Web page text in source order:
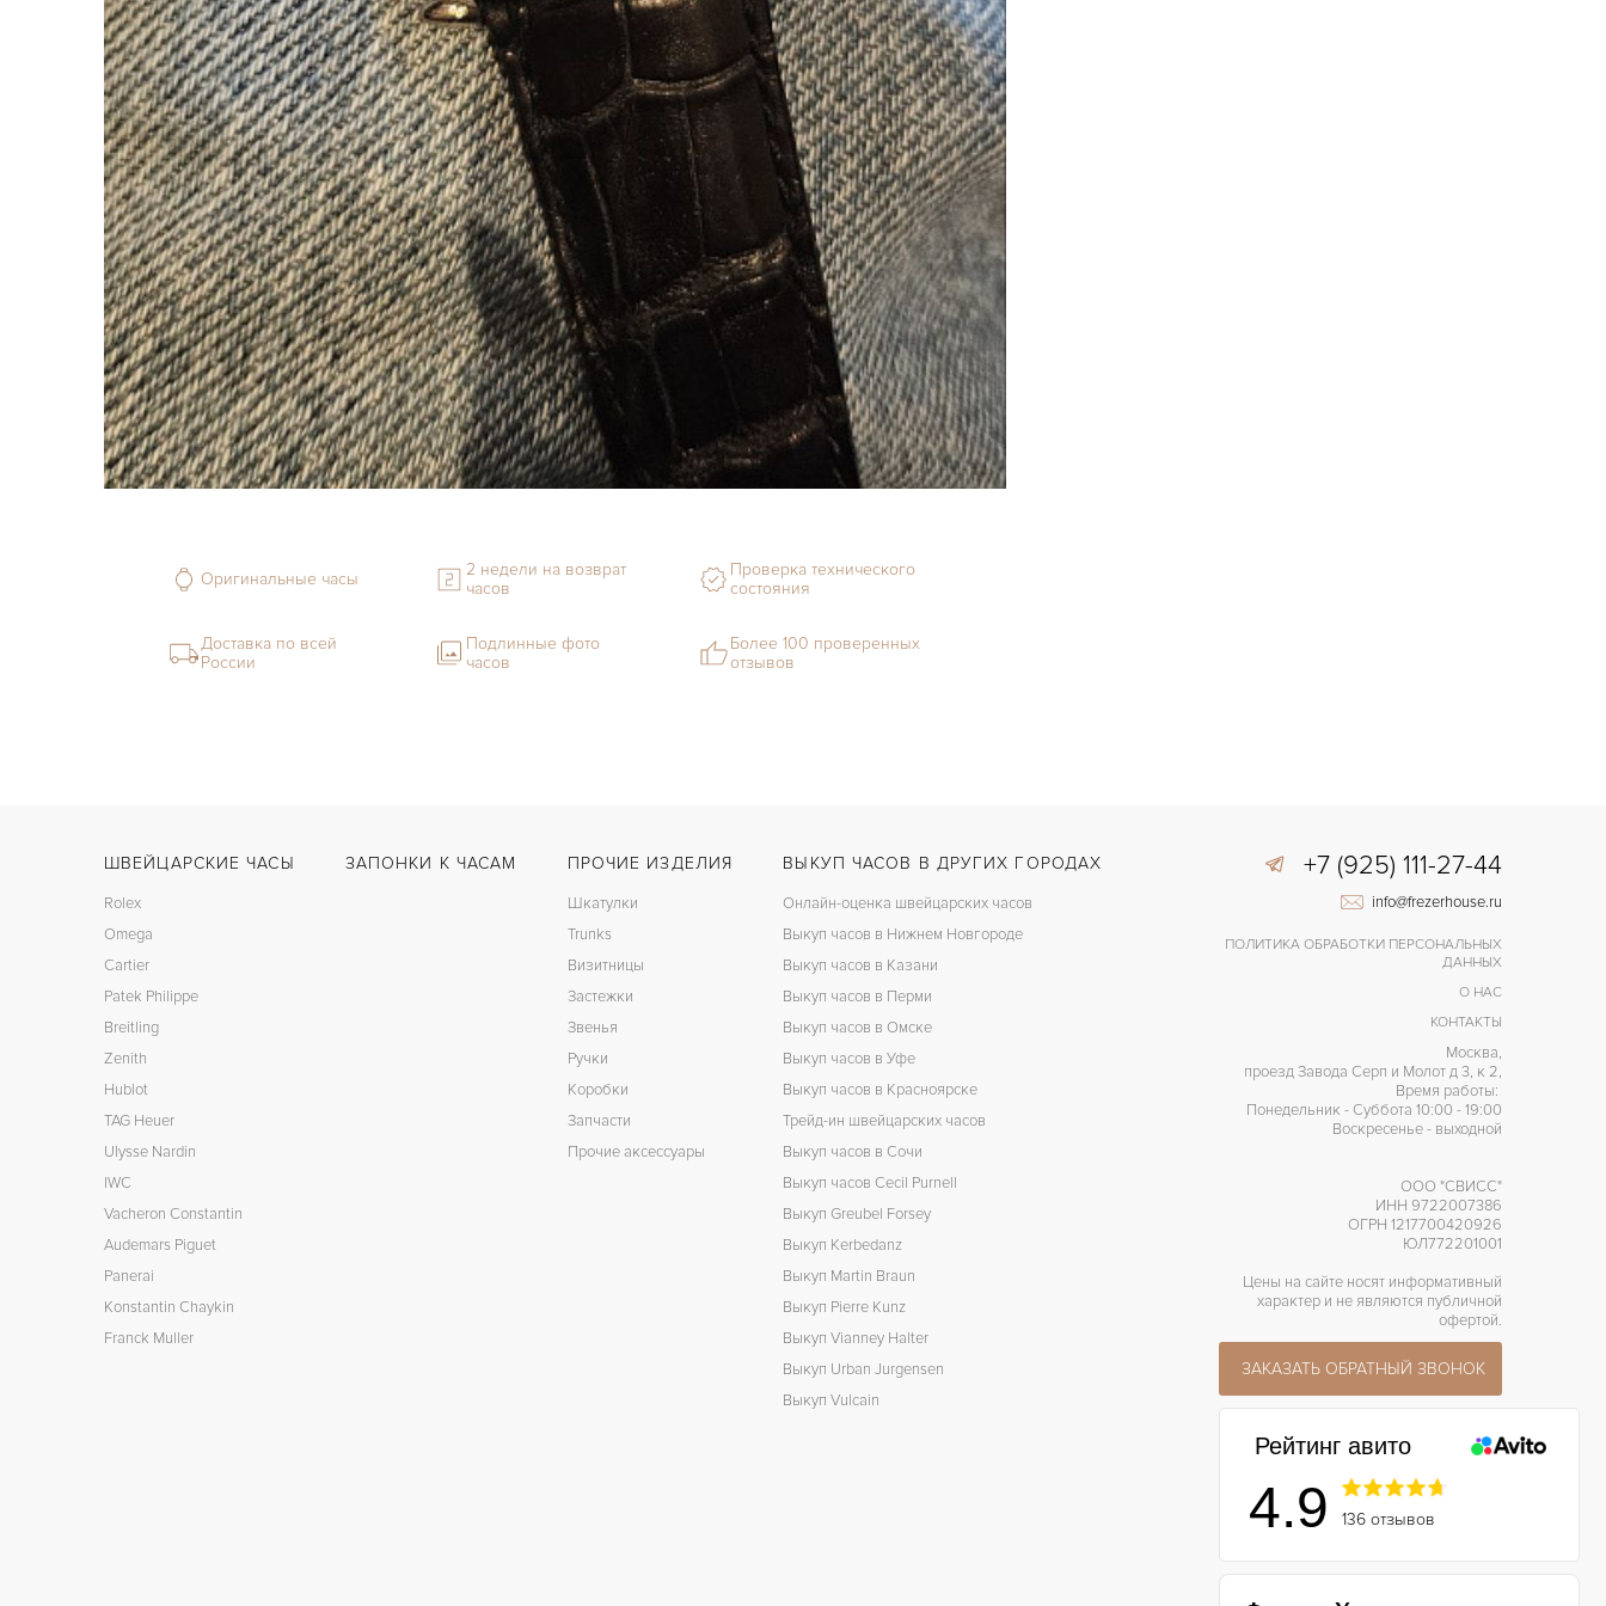
Оригинальные часы
2 недели на возврат
часов
Проверка технического
состояния
Доставка по всей
России
Подлинные фото
часов
Более 100 проверенных
отзывов
ШВЕЙЦАРСКИЕ ЧАСЫ
Rolex
Omega
Cartier
Patek Philippe
Breitling
Zenith
Hublot
TAG Heuer
Ulysse Nardin
IWC
Vacheron Constantin
Audemars Piguet
Panerai
Konstantin Chaykin
Franck Muller
ЗАПОНКИ К ЧАСАМ ПРОЧИЕ ИЗДЕЛИЯ
Шкатулки
Trunks
Визитницы
Застежки
Звенья
Ручки
Коробки
Запчасти
Прочие аксессуары
ВЫКУП ЧАСОВ В ДРУГИХ ГОРОДАХ
Онлайн-оценка швейцарских часов
Выкуп часов в Нижнем Новгороде
Выкуп часов в Казани
Выкуп часов в Перми
Выкуп часов в Омске
Выкуп часов в Уфе
Выкуп часов в Красноярске
Трейд-ин швейцарских часов
Выкуп часов в Сочи
Выкуп часов Cecil Purnell
Выкуп Greubel Forsey
Выкуп Kerbedanz
Выкуп Martin Braun
Выкуп Pierre Kunz
Выкуп Vianney Halter
Выкуп Urban Jurgensen
Выкуп Vulcain
+7 (925) 111-27-44
info@frezerhouse.ru
ПОЛИТИКА ОБРАБОТКИ ПЕРСОНАЛЬНЫХ
ДАННЫХ
О НАС
КОНТАКТЫ
Москва,
проезд Завода Серп и Молот д 3, к 2,
Время работы:
Понедельник - Суббота 10:00 - 19:00
Воскресенье - выходной
ООО "СВИСС"
ИНН 9722007386
ОГРН 1217700420926
ЮЛ772201001
Цены на сайте носят информативный
характер и не являются публичной
офертой.
ЗАКАЗАТЬ ОБРАТНЫЙ ЗВОНОК
Рейтинг авито
4.9 136 отзывов